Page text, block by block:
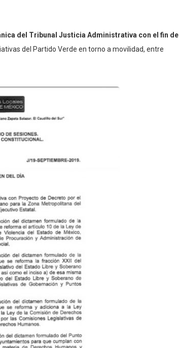
del Tribunal Justicia Administrativa con el fin de
del Partido Verde en torno a movilidad, entre